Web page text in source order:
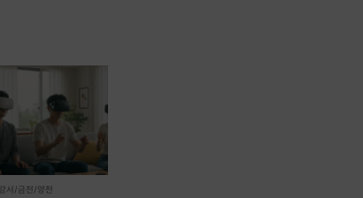
강서/금천/양천